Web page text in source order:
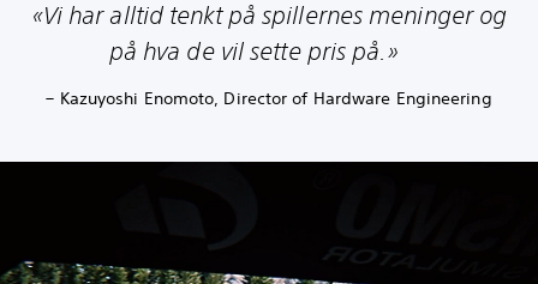
«Vi har alltid tenkt på spillernes meninger og
på hva de vil sette pris på.»
– Kazuyoshi Enomoto, Director of Hardware Engineering